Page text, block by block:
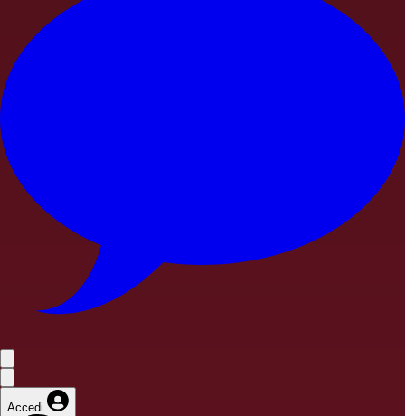
Accedi